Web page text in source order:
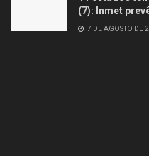
(7): Inmet
7 DE AGOSTO DE